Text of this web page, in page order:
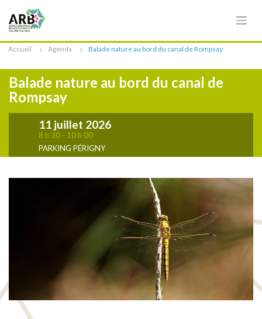
Accueil Agenda Balade nature au bord du canal de Rompsay
Balade nature au bord du canal de
Rompsay
11 juillet 2026
8 h 30 - 10 h 00
PARKING PÉRIGNY